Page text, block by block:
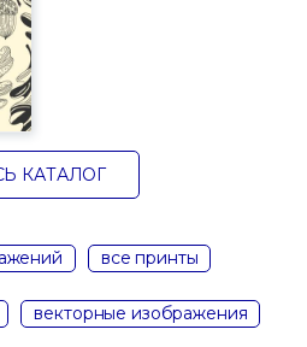
КАТАЛОГ
все принты
векторные изображения